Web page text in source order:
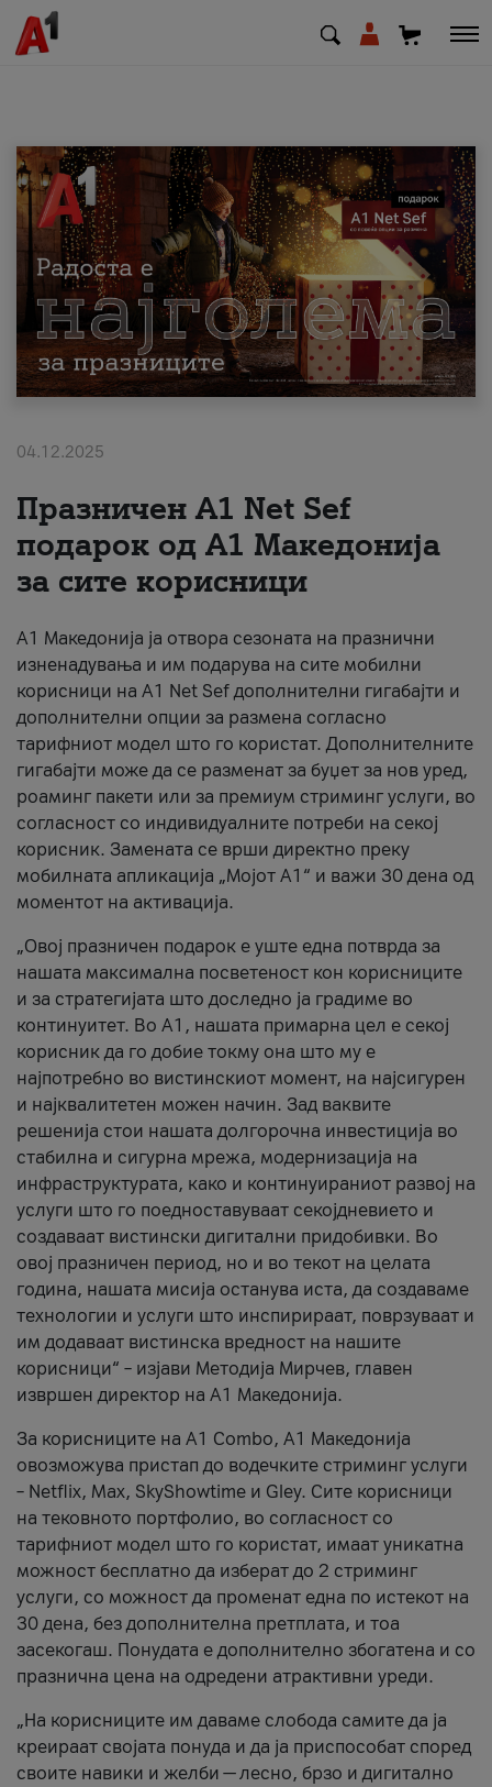
МК EN SQ
Приватни Деловни
Поддршка
Надополни кредит
За нас
#ПодобарОнлајн
04.12.2025
Празничен A1 Net Sеf
подарок од А1 Македонија
за сите корисници
А1 Македонија ја отвора сезоната на празнични
изненадувања и им подарува на сите мобилни
корисници на A1 Net Sef дополнителни гигабајти и
дополнителни опции за размена согласно
тарифниот модел што го користат. Дополнителните
гигабајти може да се разменат за буџет за нов уред,
роаминг пакети или за премиум стриминг услуги, во
согласност со индивидуалните потреби на секој
корисник. Замената се врши директно преку
мобилната апликација „Мојот А1“ и важи 30 дена од
моментот на активација.
„Овој празничен подарок е уште една потврда за
нашата максимална посветеност кон корисниците
и за стратегијата што доследно ја градиме во
континуитет. Во А1, нашата примарна цел е секој
корисник да го добие токму она што му е
најпотребно во вистинскиот момент, на најсигурен
и најквалитетен можен начин. Зад ваквите
решенија стои нашата долгорочна инвестиција во
стабилна и сигурна мрежа, модернизација на
инфраструктурата, како и континуираниот развој на
услуги што го поедноставуваат секојдневието и
создаваат вистински дигитални придобивки. Во
овој празничен период, но и во текот на целата
година, нашата мисија останува иста, да создаваме
технологии и услуги што инспирираат, поврзуваат и
им додаваат вистинска вредност на нашите
корисници“ – изјави Методија Мирчев, главен
извршен директор на А1 Македонија.
За корисниците на A1 Combo, А1 Македонија
овозможува пристап до водечките стриминг услуги
– Netflix, Max, SkyShowtime и Gley. Сите корисници
на тековното портфолио, во согласност со
тарифниот модел што го користат, имаат уникатна
можност бесплатно да изберат до 2 стриминг
услуги, со можност да променат една по истекот на
30 дена, без дополнителна претплата, и тоа
засекогаш. Понудата е дополнително збогатена и со
празнична цена на одредени атрактивни уреди.
„На корисниците им даваме слобода самите да ја
креираат својата понуда и да ја приспособат според
своите навики и желби — лесно, брзо и дигитално